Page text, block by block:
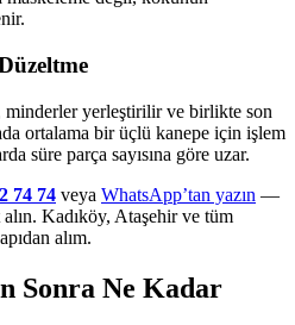
minderler yerleştirilir ve birlikte son
ortalama bir üçlü kanepe için işlem
süre parça sayısına göre uzar.
74 74 veya WhatsApp’tan yazın —
Kadıköy, Ataşehir ve tüm
alım.
Sonra Ne Kadar